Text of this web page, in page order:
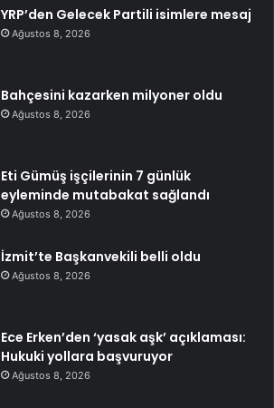
YRP’den Gelecek Partili isimlere mesaj
Ağustos 8, 2026
Bahçesini kazarken milyoner oldu
Ağustos 8, 2026
Eti Gümüş işçilerinin 7 günlük
eyleminde mutabakat sağlandı
Ağustos 8, 2026
İzmit’te Başkanvekili belli oldu
Ağustos 8, 2026
Ece Erken’den ‘yasak aşk’ açıklaması:
Hukuki yollara başvuruyor
Ağustos 8, 2026